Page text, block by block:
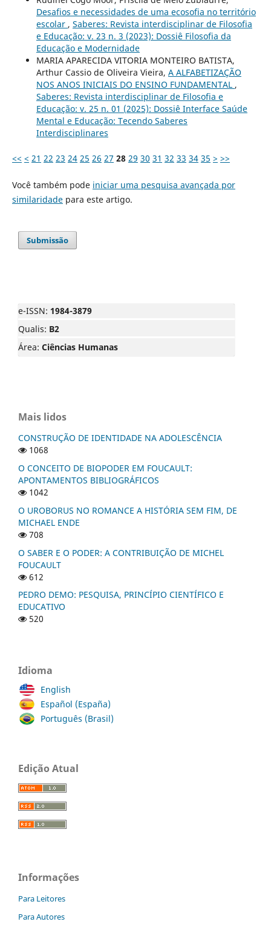
Desafios e necessidades de uma ecosofia no território
escolar , Saberes: Revista interdisciplinar de Filosofia
e Educação: v. 23 n. 3 (2023): Dossiê Filosofia da
Educação e Modernidade
MARIA APARECIDA VITORIA MONTEIRO BATISTA,
Arthur Cassio de Oliveira Vieira, A ALFABETIZAÇÃO
NOS ANOS INICIAIS DO ENSINO FUNDAMENTAL ,
Saberes: Revista interdisciplinar de Filosofia e
Educação: v. 25 n. 01 (2025): Dossiê Interface Saúde
Mental e Educação: Tecendo Saberes
Interdisciplinares
<< < 21 22 23 24 25 26 27 28 29 30 31 32 33 34 35 > >>
Você também pode iniciar uma pesquisa avançada por
similaridadepara este artigo.
Submissão
e-ISSN: 1984-3879
Qualis: B2
Área: Ciências Humanas
Mais lidos
CONSTRUÇÃO DE IDENTIDADE NA ADOLESCÊNCIA
1068
O CONCEITO DE BIOPODER EM FOUCAULT:
APONTAMENTOS BIBLIOGRÁFICOS
1042
O UROBORUS NO ROMANCE A HISTÓRIA SEM FIM, DE
MICHAEL ENDE
708
O SABER E O PODER: A CONTRIBUIÇÃO DE MICHEL
FOUCAULT
612
PEDRO DEMO: PESQUISA, PRINCÍPIO CIENTÍFICO E
EDUCATIVO
520
Idioma
English
Español (España)
Português (Brasil)
Edição Atual
Informações
Para Leitores
Para Autores